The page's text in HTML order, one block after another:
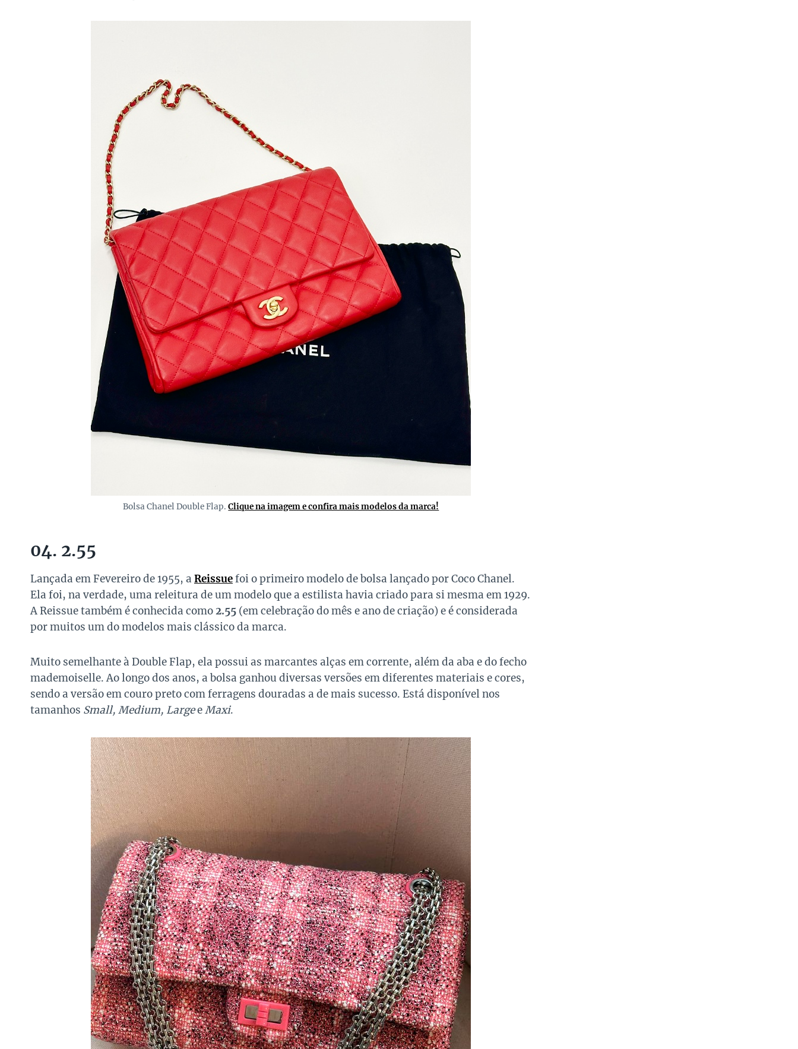
Bolsa Chanel Double Flap.Clique na imagem e confira mais modelos da marca!
04. 2.55
Lançada em Fevereiro de 1955, a Reissuefoi o primeiro modelo de bolsa lançado por Coco Chanel.
Ela foi, na verdade, uma releitura de um modelo que a estilista havia criado para si mesma em 1929.
A Reissue também é conhecida como2.55 (em celebração do mês e ano de criação) e é considerada
por muitos um do modelos mais clássico da marca.
Muito semelhante à Double Flap, ela possui as marcantes alças em corrente, além da aba e do fecho
mademoiselle. Ao longo dos anos, a bolsa ganhou diversas versões em diferentes materiais e cores,
sendo a versão em couro preto com ferragens douradas a de mais sucesso. Está disponível nos
tamanhos Small, Medium, LargeeMaxi.